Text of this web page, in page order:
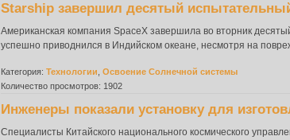
Starship завершил десятый
Американская компания SpaceX завершила во вторник
успешно приводнился в Индийском океане, несмотря на
Категория: Технологии Освоение Солнечной системы
Количество просмотров: 1902
Инженеры показали установку для
Специалисты Китайского национального космического